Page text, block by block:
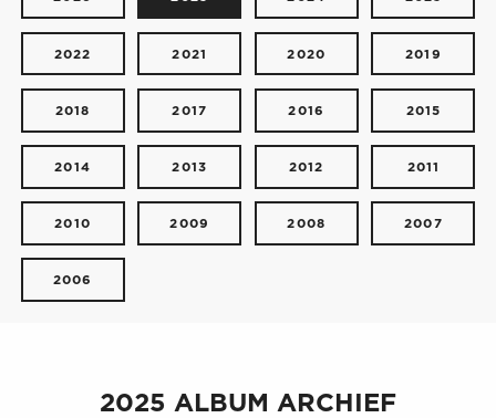
2022 2021 2020 2019
2018 2017 2016 2015
2014 2013 2012 2011
2010 2009 2008 2007
2006
2025 ALBUM ARCHIEF